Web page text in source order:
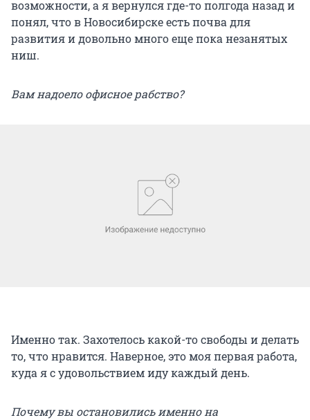
возможности, а я вернулся где-то полгода назад и
понял, что в Новосибирске есть почва для
развития и довольно много еще пока незанятых
ниш.
Вам надоело офисное рабство?
Именно так. Захотелось какой-то свободы и делать
то, что нравится. Наверное, это моя первая работа,
куда я с удовольствием иду каждый день.
Почему вы остановились именно на